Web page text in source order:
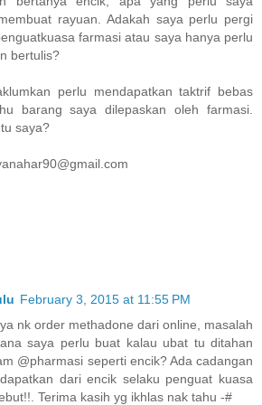
rayuan. Adakah saya perlu pergi
farmasi atau saya hanya perlu
bertulis?
perlu mendapatkan taktrif bebas
barang saya dilepaskan oleh farmasi.
saya?
February 3, 2015 at 11:55 PM
nk order methadone dari online, masalah
saya perlu buat kalau ubat tu ditahan
@pharmasi seperti encik? Ada cadangan
dari encik selaku penguat kuasa
Terima kasih yg ikhlas nak tahu -#